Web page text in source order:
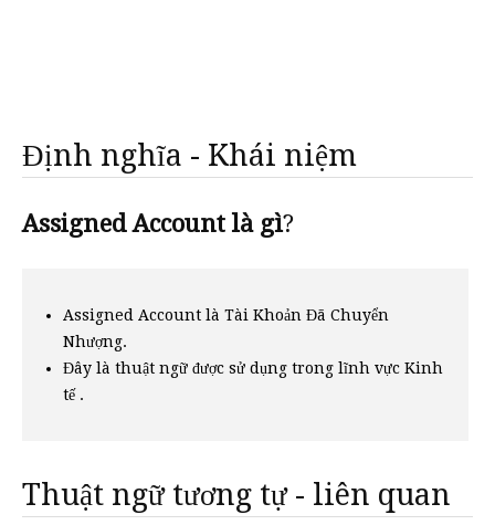
Định nghĩa - Khái niệm
Assigned Account là gì?
Assigned Account là Tài Khoản Đã Chuyển
Nhượng.
Đây là thuật ngữ được sử dụng trong lĩnh vực Kinh
tế .
Thuật ngữ tương tự - liên quan